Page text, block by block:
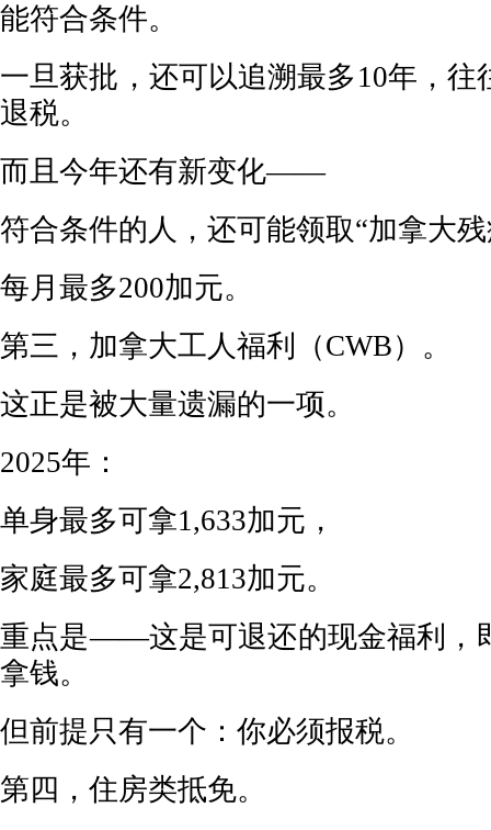
能符合条件。
一旦获批，还可以追溯最多10年，往
退税。
而且今年还有新变化——
符合条件的人，还可能领取“加拿大
每月最多200加元。
第三，加拿大工人福利（CWB）。
这正是被大量遗漏的一项。
2025年：
单身最多可拿1,633加元，
家庭最多可拿2,813加元。
重点是——这是可退还的现金福利，
拿钱。
但前提只有一个：你必须报税。
第四，住房类抵免。